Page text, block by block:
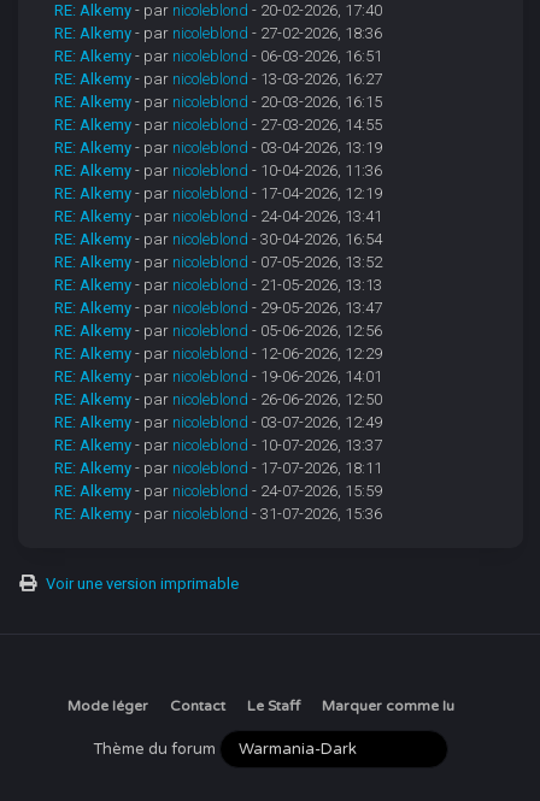
RE: Alkemy - par nicoleblond - 20-02-2026, 17:40
RE: Alkemy - par nicoleblond - 27-02-2026, 18:36
RE: Alkemy - par nicoleblond - 06-03-2026, 16:51
RE: Alkemy - par nicoleblond - 13-03-2026, 16:27
RE: Alkemy - par nicoleblond - 20-03-2026, 16:15
RE: Alkemy - par nicoleblond - 27-03-2026, 14:55
RE: Alkemy - par nicoleblond - 03-04-2026, 13:19
RE: Alkemy - par nicoleblond - 10-04-2026, 11:36
RE: Alkemy - par nicoleblond - 17-04-2026, 12:19
RE: Alkemy - par nicoleblond - 24-04-2026, 13:41
RE: Alkemy - par nicoleblond - 30-04-2026, 16:54
RE: Alkemy - par nicoleblond - 07-05-2026, 13:52
RE: Alkemy - par nicoleblond - 21-05-2026, 13:13
RE: Alkemy - par nicoleblond - 29-05-2026, 13:47
RE: Alkemy - par nicoleblond - 05-06-2026, 12:56
RE: Alkemy - par nicoleblond - 12-06-2026, 12:29
RE: Alkemy - par nicoleblond - 19-06-2026, 14:01
RE: Alkemy - par nicoleblond - 26-06-2026, 12:50
RE: Alkemy - par nicoleblond - 03-07-2026, 12:49
RE: Alkemy - par nicoleblond - 10-07-2026, 13:37
RE: Alkemy - par nicoleblond - 17-07-2026, 18:11
RE: Alkemy - par nicoleblond - 24-07-2026, 15:59
RE: Alkemy - par nicoleblond - 31-07-2026, 15:36
Voir une version imprimable
Mode léger Contact Le Staff Marquer comme lu
Thème du forum